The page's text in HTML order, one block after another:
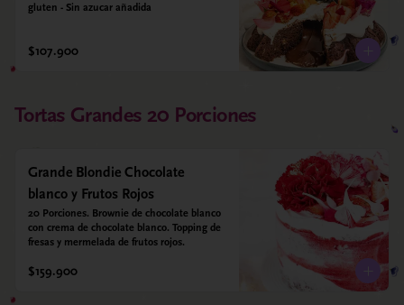
gluten - Sin azucar añadida
$107.900
Tortas Grandes 20 Porciones
Grande Blondie Chocolate
blanco y Frutos Rojos
20 Porciones. Brownie de chocolate blanco
con crema de chocolate blanco. Topping de
fresas y mermelada de frutos rojos.
$159.900